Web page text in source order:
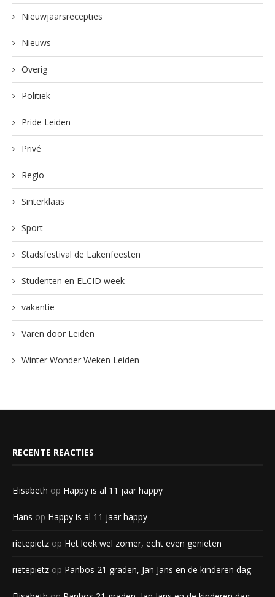
Nieuwjaarsrecepties
Nieuws
Overig
Politiek
Pride Leiden
Privé
Regio
Sinterklaas
Sport
Stadsfestival de Lakenfeesten
Studenten en ELCID week
vakantie
Varen door Leiden
Winter Wonder Weken Leiden
RECENTE REACTIES
Elisabeth op Happy is al 11 jaar happy
Hans op Happy is al 11 jaar happy
rietepietz op Het leek wel zomer, echt even genieten
rietepietz op Panbos 21 graden, Jan Jans en de kinderen dag